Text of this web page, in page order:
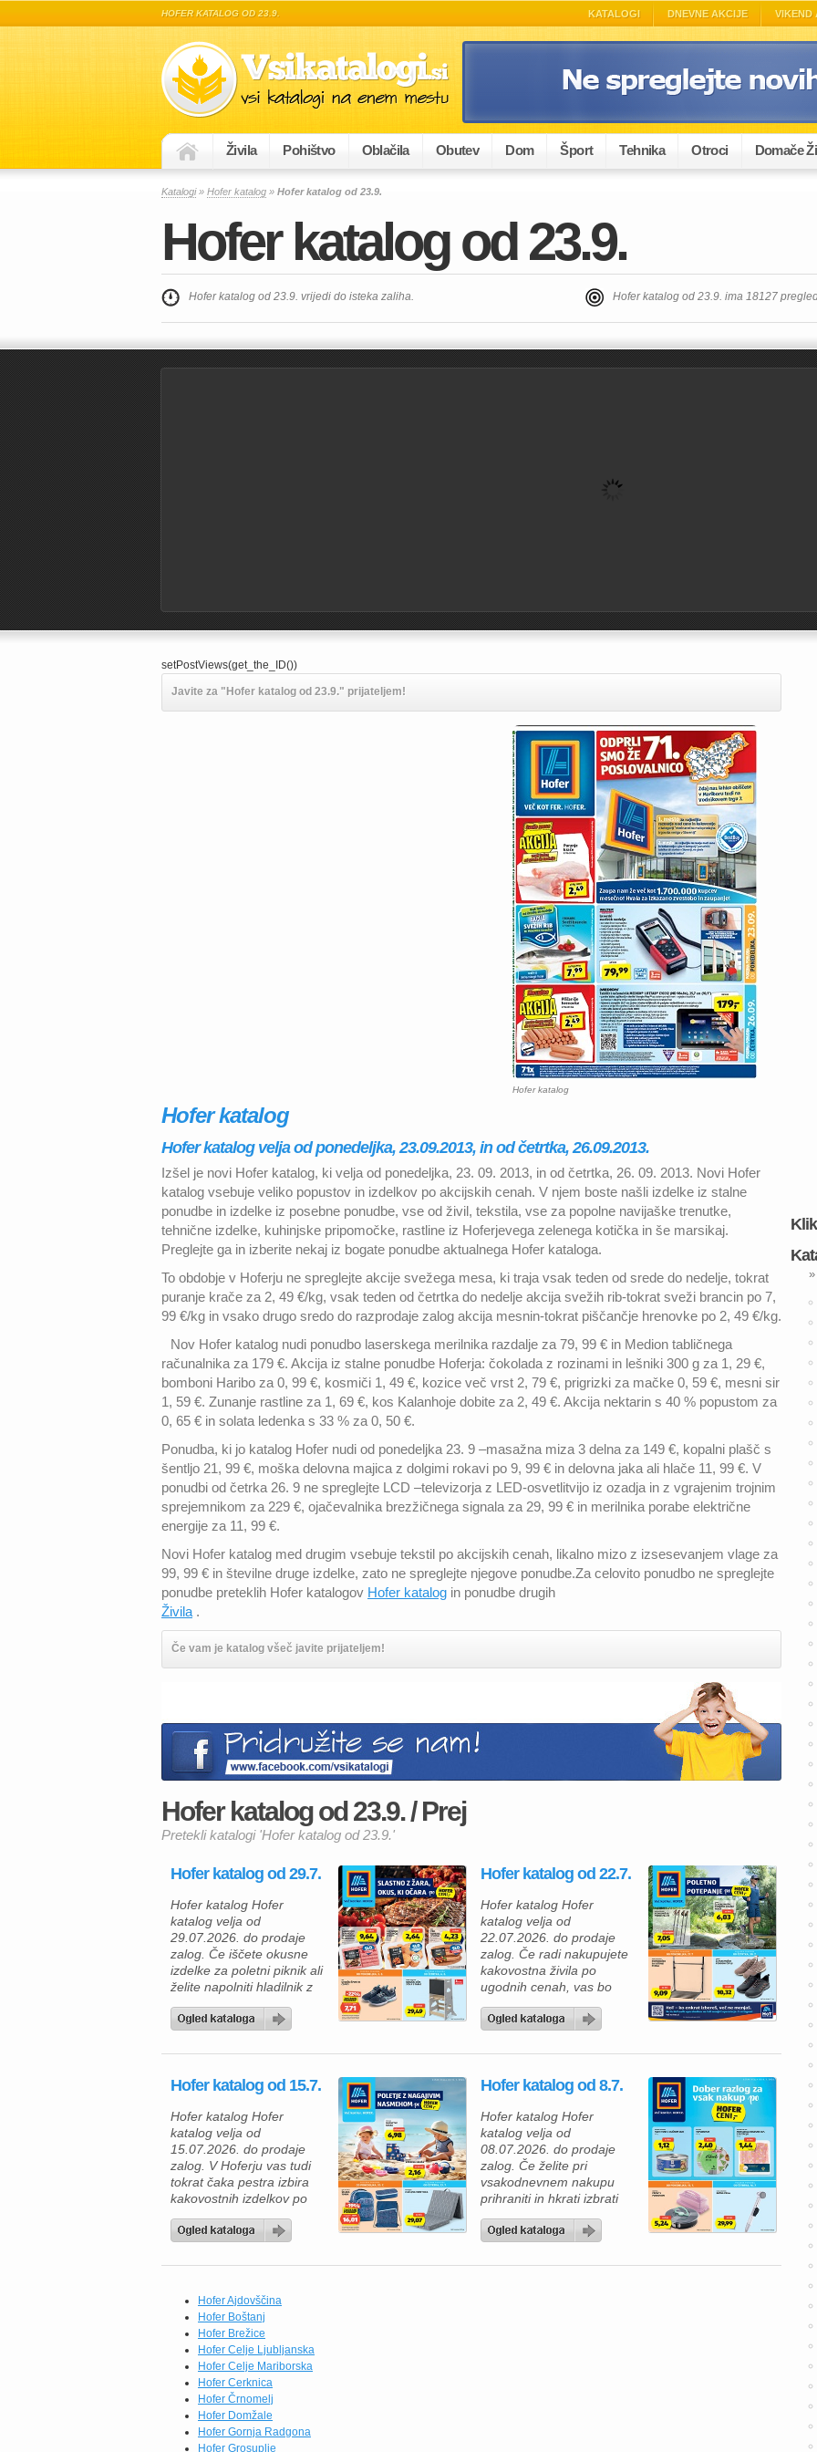
HOFER KATALOG OD 23.9. KATALOGI DNEVNE AKCIJE VIKEND
Živila Pohištvo Oblačila Obutev Dom Šport Tehnika Otroci Domače
Katalogi» Hofer katalog » Hofer katalog od 23.9.
Hofer katalog od 23.9.
Hofer katalog od 23.9. vrijedi do isteka zaliha. Hofer katalog od 23.9. ima 18127
setPostViews(get_the_ID())
Javite za "Hofer katalog od 23.9." prijateljem!
Hofer katalog
Hofer katalog
Hofer katalog velja od ponedeljka, 23.09.2013, in od četrtka, 26.09.2013.
Izšel je novi Hofer katalog, ki velja od ponedeljka, 23. 09. 2013, in od četrtka, 26. 09. 2013. Novi Hofer
katalog vsebuje veliko popustov in izdelkov po akcijskih cenah. V njem boste našli izdelke iz stalne
ponudbe in izdelke iz posebne ponudbe, vse od živil, tekstila, vse za popolne navijaške trenutke,
tehnične izdelke, kuhinjske pripomočke, rastline iz Hoferjevega zelenega kotička in še marsikaj.
Preglejte ga in izberite nekaj iz bogate ponudbe aktualnega Hofer kataloga.
To obdobje v Hoferju ne spreglejte akcije svežega mesa, ki traja vsak teden od srede do nedelje, tokrat
puranje krače za 2, 49 €/kg, vsak teden od četrtka do nedelje akcija svežih rib-tokrat sveži brancin po 7,
99 €/kg in vsako drugo sredo do razprodaje zalog akcija mesnin-tokrat piščančje hrenovke po 2, 49 €/kg.
Nov Hofer katalog nudi ponudbo laserskega merilnika razdalje za 79, 99 € in Medion tabličnega
računalnika za 179 €. Akcija iz stalne ponudbe Hoferja: čokolada z rozinami in lešniki 300 g za 1, 29 €,
bomboni Haribo za 0, 99 €, kosmiči 1, 49 €, kozice več vrst 2, 79 €, prigrizki za mačke 0, 59 €, mesni sir
1, 59 €. Zunanje rastline za 1, 69 €, kos Kalanhoje dobite za 2, 49 €. Akcija nektarin s 40 % popustom za
0, 65 € in solata ledenka s 33 % za 0, 50 €.
Ponudba, ki jo katalog Hofer nudi od ponedeljka 23. 9 –masažna miza 3 delna za 149 €, kopalni plašč s
šentljo 21, 99 €, moška delovna majica z dolgimi rokavi po 9, 99 € in delovna jaka ali hlače 11, 99 €. V
ponudbi od četrka 26. 9 ne spreglejte LCD –televizorja z LED-osvetlitvijo iz ozadja in z vgrajenim trojnim
sprejemnikom za 229 €, ojačevalnika brezžičnega signala za 29, 99 € in merilnika porabe električne
energije za 11, 99 €.
Novi Hofer katalog med drugim vsebuje tekstil po akcijskih cenah, likalno mizo z izsesevanjem vlage za
99, 99 € in številne druge izdelke, zato ne spreglejte njegove ponudbe.Za celovito ponudbo ne spreglejte
ponudbe preteklih Hofer katalogov Hofer katalog in ponudbe drugih
Živila .
Če vam je katalog všeč javite prijateljem!
Hofer katalog od 23.9. / Prej
Pretekli katalogi 'Hofer katalog od 23.9.'
Hofer katalog od 29.7.
Hofer katalog Hofer
katalog velja od
29.07.2026. do prodaje
zalog. Če iščete okusne
izdelke za poletni piknik ali
želite napolniti hladilnik z
Hoferjeva ponudba,
zagotovo navdušila. V
kakovostni mesni izdelki
dobrote, mlečni izdelki ter
številni vsakodnevni izdelki
po trajno znižanih […]
Hofer katalog od 22.7.
Hofer katalog Hofer
katalog velja od
22.07.2026. do prodaje
zalog. Če radi nakupujete
kakovostna živila po
ugodnih cenah, vas bo
kataloga zagotovo
katalogu vas čakajo izdelki
okusne prehranske
novimi, še nižjimi rednimi
cenami. Tako lahko
prihranite pri vsakem
nakupu, ne da […]
Hofer katalog od 15.7.
Hofer katalog Hofer
katalog velja od
15.07.2026. do prodaje
zalog. V Hoferju vas tudi
tokrat čaka pestra izbira
kakovostnih izdelkov po
zdaj pravi trenutek, da
zamrzovalnik. Če radi
domače obroke, vas bodo
navdušili brokoli All
Seasons (750 g) po novi
redni ceni 1,84 €,
testenine […]
Hofer katalog od 8.7.
Hofer katalog Hofer
katalog velja od
08.07.2026. do prodaje
zalog. Če želite pri
vsakodnevnem nakupu
prihraniti in hkrati izbrati
aktualni Hofer katalog
ponudbi vas čakajo živila
Hofer Ajdovščina
Hofer Boštanj
Hofer Brežice
Hofer Celje Ljubljanska
Hofer Celje Mariborska
Hofer Cerknica
Hofer Črnomelj
Hofer Domžale
Hofer Gornja Radgona
Hofer Grosuplje
»